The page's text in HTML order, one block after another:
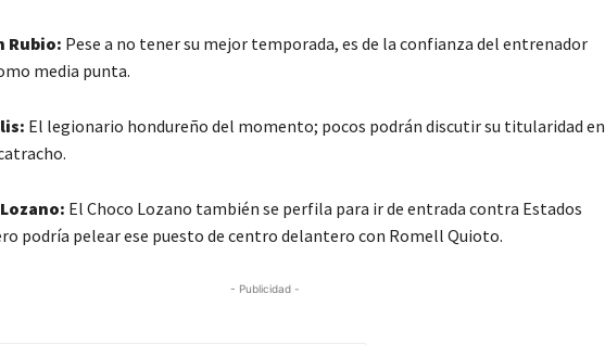
Rubio: Pese a no tener su mejor temporada, es de la confianza del entrenador
media punta.
El legionario hondureño del momento; pocos podrán discutir su titularidad en
El Choco Lozano también se perfila para ir de entrada contra Estados
podría pelear ese puesto de centro delantero con Romell Quioto.
- Publicidad -